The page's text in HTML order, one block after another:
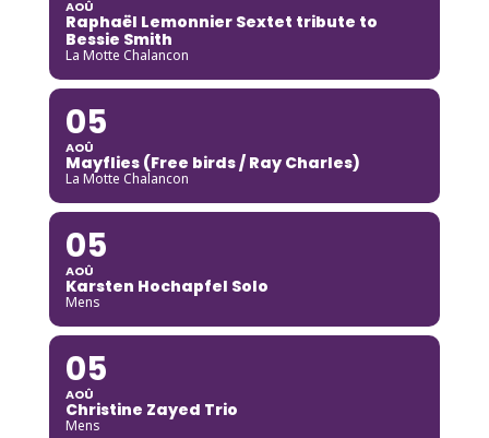
AOÛ
Raphaël Lemonnier Sextet tribute to
Bessie Smith
La Motte Chalancon
05
AOÛ
Mayflies (Free birds / Ray Charles)
La Motte Chalancon
05
AOÛ
Karsten Hochapfel Solo
Mens
05
AOÛ
Christine Zayed Trio
Mens